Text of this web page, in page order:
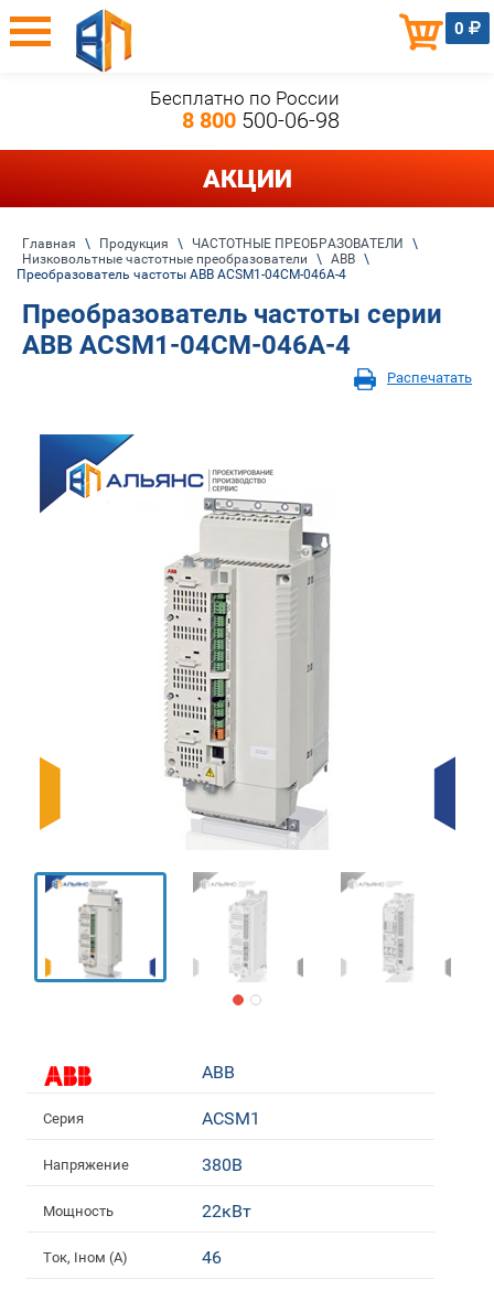
0
Бесплатно по России
8 800500-06-98
АКЦИИ
Главная \ Продукция \ ЧАСТОТНЫЕ ПРЕОБРАЗОВАТЕЛИ
\
Низковольтные частотные преобразователи
\ ABB \
Преобразователь частоты ABB ACSM1-04CM-046A-4
Преобразователь частоты серии
ABB ACSM1-04CM-046A-4
Распечатать
ABB
Серия ACSM1
Напряжение 380В
Мощность 22кВт
Ток, Iном (А) 46